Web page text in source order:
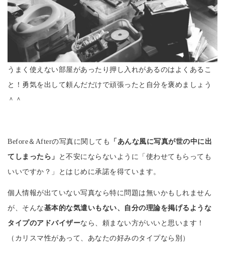
うまく使えない部屋があったり押し入れがあるのはよくあるこ
と！勇気を出して頼んだだけで頑張ったと自分を褒めましょう
＾＾
Before＆Afterの写真に関しても
「あんな風に写真が世の中に出
てしまったら」
と不安にならないように「使わせてもらっても
いいですか？」とはじめに承諾を得ています。
個人情報が出ていない写真なら特に問題は無いかもしれません
が、そんな基本的な気遣いもない、自分の理論を掲げるような
タイプのアドバイザーなら、頼まない方がいいと思います！
（カリスマ性があって、あなたの好みのタイプなら別）